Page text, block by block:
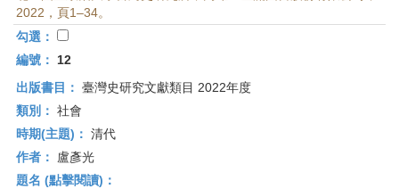
2022，頁1–34。
勾選：
編號：
12
出版書目： 臺灣史研究文獻類目 2022年度
類別： 社會
時期(主題)： 清代
作者：
盧彥光
題名 (點擊閱讀)：